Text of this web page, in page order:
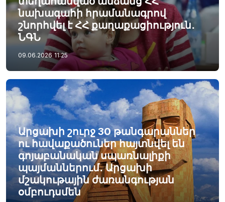
նախագահի հրամանագրով
շնորհվել է ՀՀ քաղաքացիություն․
ՆԳՆ
09.06.2026 11:25
Արցախի շուրջ 30 թանգարաններ
ու հավաքածուներ հայտնվել են
գոյաբանական սպառնալիքի
պայմաններում․ Արցախի
մշակութային ժառանգության
օմբուդսմեն